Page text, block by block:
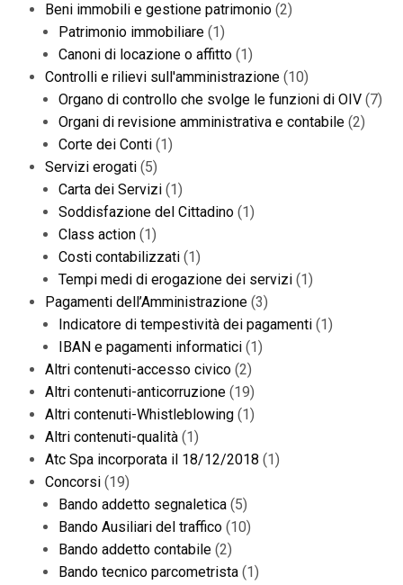
Beni immobili e gestione patrimonio (2)
Patrimonio immobiliare (1)
Canoni di locazione o affitto (1)
Controlli e rilievi sull'amministrazione (10)
Organo di controllo che svolge le funzioni di OIV (7)
Organi di revisione amministrativa e contabile (2)
Corte dei Conti (1)
Servizi erogati (5)
Carta dei Servizi (1)
Soddisfazione del Cittadino (1)
Class action (1)
Costi contabilizzati (1)
Tempi medi di erogazione dei servizi (1)
Pagamenti dell’Amministrazione (3)
Indicatore di tempestività dei pagamenti (1)
IBAN e pagamenti informatici (1)
Altri contenuti-accesso civico (2)
Altri contenuti-anticorruzione (19)
Altri contenuti-Whistleblowing (1)
Altri contenuti-qualità (1)
Atc Spa incorporata il 18/12/2018 (1)
Concorsi (19)
Bando addetto segnaletica (5)
Bando Ausiliari del traffico (10)
Bando addetto contabile (2)
Bando tecnico parcometrista (1)